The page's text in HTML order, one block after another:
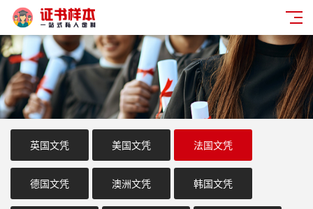
英国文凭 美国文凭 法国文凭
德国文凭 澳洲文凭 韩国文凭